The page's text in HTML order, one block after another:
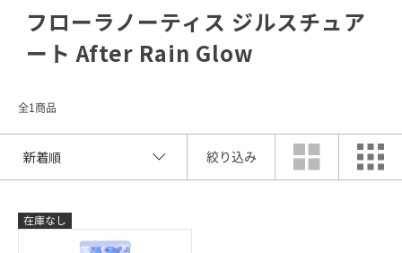
フローラノーティス ジルスチュア
ート After Rain Glow
全1商品
絞り込み